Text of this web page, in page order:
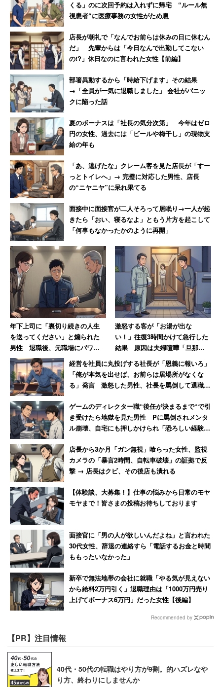
くる」のに次回予約は入れずに帰宅 “ルール無
視患者“に医療事務の女性がため息
店長が朝礼で「なんでお前らは休みの日に休むん
だ」 先輩からは「今日なんで出勤してこない
の!?」休日なのに言われた女性【前編】
部署異動するから「時給下げます」その結果
→「全員が一気に退職しました」 会社がパニッ
クに陥った話
夏のボーナスは「社長の気分次第」 今年はゼロ
円の女性、過去には「ビールや梅干し」の現物支
給の年も
「あ、逃げたな」クレーム客を見た店長が「すー
っとトイレへ」→ 完璧に対応した男性、店長
の“ニヤニヤ”に呆れ果てる
面接中に面接官が二人そろって居眠り→一人が起
きたら「おい、寝るなよ」ともう片方を起こして
「何事もなかったかのように再開」
年下上司に「裏切り続きの人生
を送ってください」と煽られた
男性 退職後、元職場にパワハ
ラ証拠USBを送付した結果【後
編】
激怒する客が「お湯が出な
い！」往復3時間かけて急行した
結果 原因は夫婦喧嘩「旦那が
入浴中に奥さんがスイッチを切
っただけ」
経営を社員に丸投げする社長が「恩義に報いろ」
「俺が本気を出せば、お前らは居場所がなくな
る」発言 激怒した男性、社長を罵倒して退職
ゲームのディレクター職“後任が決まるまで“で引
き受けたら地獄を見た男性 Pに罵倒されメンタ
ル崩壊、自宅にも押しかけられ「恐ろしい経験で
店長から3か月「ガン無視」喰らった女性、監視
カメラの「暴言2時間、自転車破壊」の証拠で反
撃 → 店長はクビ、その後店も潰れる
【体験談、大募集！】仕事の悩みから日常のモヤ
モヤまで！皆さまの投稿お待ちしております
面接官に「男の人が欲しいんだよね」と言われた
30代女性、辞退の連絡すら「電話するお金と時間
ももったいなかった」
新卒で無法地帯の会社に就職「やる気が見えない
から給料2万円引く」退職理由は「1000万円売り
上げてボーナス6万円」だった女性【後編】
Recommended by
【PR】注目情報
40代・50代の転職はやり方が9割。的ハズレなや
り方、終わりにしませんか